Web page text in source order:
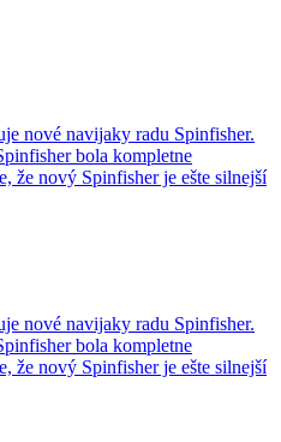
nové navijaky radu Spinfisher.
bola kompletne
že nový Spinfisher je ešte silnejší
nové navijaky radu Spinfisher.
bola kompletne
že nový Spinfisher je ešte silnejší